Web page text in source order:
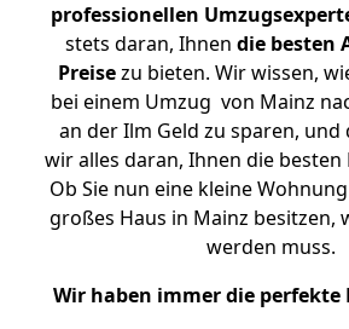
professionellen
stets daran, Ihnen die besten
Preisezu bieten. Wir wissen,
bei einem Umzug von Mainz
an der Ilm Geld zu sparen, und
wir alles daran, Ihnen die besten
Ob Sie nun eine kleine
großes Haus in Mainz besitzen,
werden muss.
Wir haben immer die perfekte